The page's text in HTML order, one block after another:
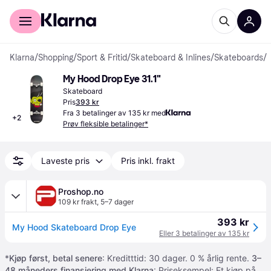
For kunder
Klarna/Shopping/Sport & Fritid/Skateboard & Inlines/Skateboards/
+2
My Hood Drop Eye 31.1"
Skateboard
Pris393 kr
Fra 3 betalinger av 135 kr med
Prøv fleksible betalinger*
Laveste pris Pris inkl. frakt
Proshop.no
109 kr frakt, 5–7 dager
My Hood Skateboard Drop Eye 393 kr
Eller 3 betalinger av 135 kr
*Kjøp først, betal senere: Kreditttid: 30 dager. 0 % årlig rente. 3–